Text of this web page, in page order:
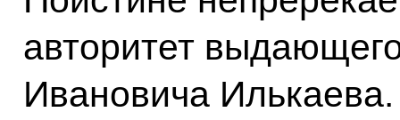
авторитет
Ивановича